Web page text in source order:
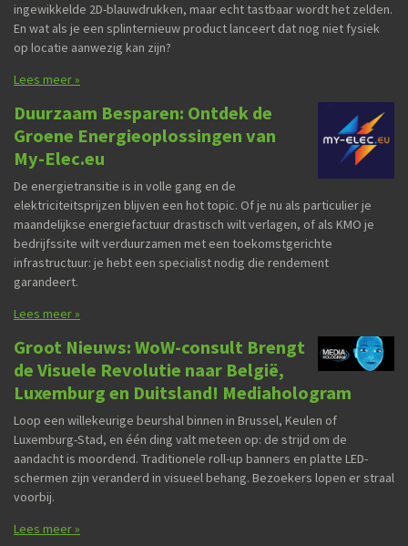
ingewikkelde 2D-blauwdrukken, maar echt tastbaar wordt het zelden.
En wat als je een splinternieuw product lanceert dat nog niet fysiek
op locatie aanwezig kan zijn?
Lees meer »
Duurzaam Besparen: Ontdek de
Groene Energieoplossingen van
My-Elec.eu
De energietransitie is in volle gang en de
elektriciteitsprijzen blijven een hot topic. Of je nu als particulier je
maandelijkse energiefactuur drastisch wilt verlagen, of als KMO je
bedrijfssite wilt verduurzamen met een toekomstgerichte
infrastructuur: je hebt een specialist nodig die rendement
garandeert.
Lees meer »
Groot Nieuws: WoW-consult Brengt
de Visuele Revolutie naar België,
Luxemburg en Duitsland! Mediahologram
Loop een willekeurige beurshal binnen in Brussel, Keulen of
Luxemburg-Stad, en één ding valt meteen op: de strijd om de
aandacht is moordend. Traditionele roll-up banners en platte LED-
schermen zijn veranderd in visueel behang. Bezoekers lopen er straal
voorbij.
Lees meer »